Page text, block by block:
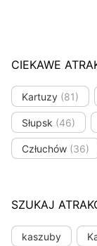
CIEKAWE
Kartuzy (81)
Słupsk (46)
Człuchów (36)
SZUKAJ
kaszuby